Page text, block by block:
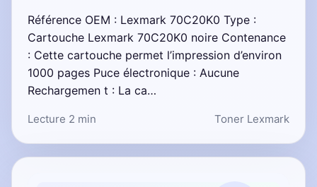
Référence OEM : Lexmark 70C20K0 Type :
Cartouche Lexmark 70C20K0 noire Contenance
: Cette cartouche permet l’impression d’environ
1000 pages Puce électronique : Aucune
Rechargemen t : La ca…
Lecture 2 min Toner Lexmark